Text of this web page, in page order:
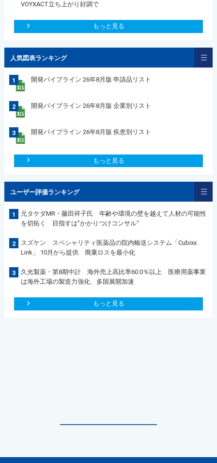
VOYXACT立ち上がり好調で
もっと見る
人気図表ランキング
1 開発パイプライン 26年8月版 申請品リスト
2 開発パイプライン 26年8月版 企業別リスト
3 開発パイプライン 26年8月版 疾患別リスト
もっと見る
ユーザー評価ランキング
1
元タケダMR・藤田祥子氏 年齢や環境の壁を越えて人材の可能性
を切拓く 目指すは”かかりつけコンサル“
2
スズケン スペシャリティ医薬品の院内輸送システム「Cubixx
Link」 10月から提供 廃棄ロスを最小化
3
久光製薬・第8期中計 海外売上高比率60.0％以上 医療用薬事業
は海外工場の製造力強化、多国展開加速
もっと見る